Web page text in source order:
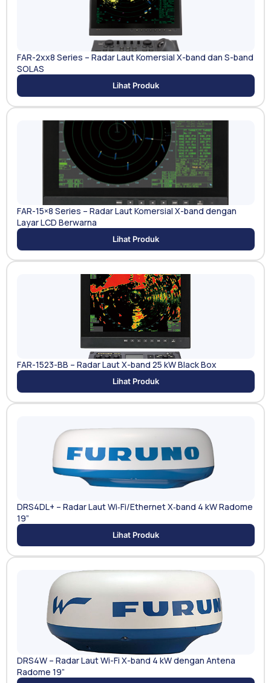
FAR-2xx8 Series – Radar Laut Komersial X-band dan S-band
SOLAS
Lihat Produk
FAR-15×8 Series – Radar Laut Komersial X-band dengan
Layar LCD Berwarna
Lihat Produk
FAR-1523-BB – Radar Laut X-band 25 kW Black Box
Lihat Produk
DRS4DL+ – Radar Laut Wi‑Fi/Ethernet X‑band 4 kW Radome
19”
Lihat Produk
DRS4W – Radar Laut Wi-Fi X-band 4 kW dengan Antena
Radome 19”